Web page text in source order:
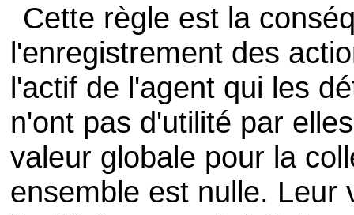
Cette règle est la
l'enregistrement des
l'actif de l'agent qui les
n'ont pas d'utilité par
valeur globale pour la
ensemble est nulle. Leur